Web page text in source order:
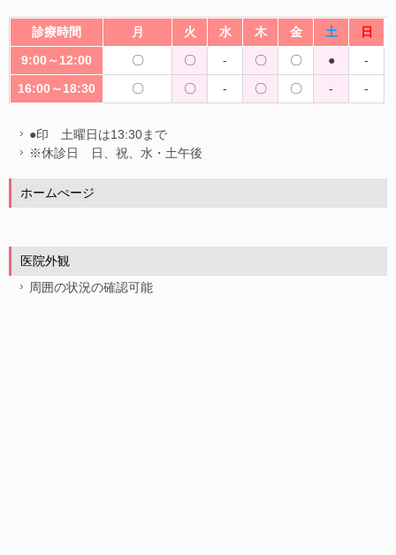
診療時間 月 火 水 木 金 土
日
9:00～12:00
〇 〇 - 〇 〇 ●
-
16:00～18:30
〇 〇 - 〇 〇 - -
●印 土曜日は13:30まで
※休診日 日、祝、水・土午後
ホームぺージ
医院外観
周囲の状況の確認可能